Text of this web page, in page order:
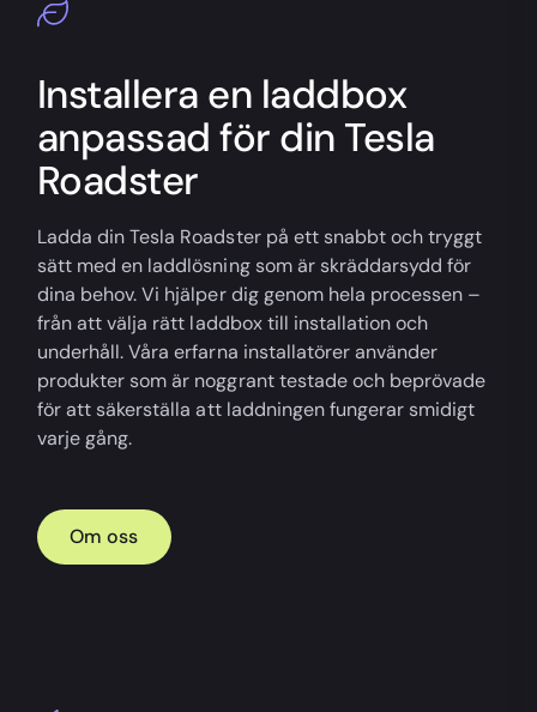
Installera en laddbox
anpassad för din Tesla
Roadster
Ladda din Tesla Roadster på ett snabbt och tryggt
sätt med en laddlösning som är skräddarsydd för
dina behov. Vi hjälper dig genom hela processen –
från att välja rätt laddbox till installation och
underhåll. Våra erfarna installatörer använder
produkter som är noggrant testade och beprövade
för att säkerställa att laddningen fungerar smidigt
varje gång.
Om oss